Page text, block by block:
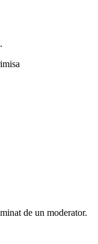
de un moderator.